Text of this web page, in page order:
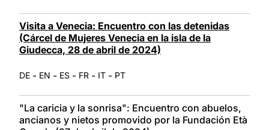
Visita a Venecia: Encuentro con las detenidas
(Cárcel de Mujeres Venecia en la isla de la
Giudecca, 28 de abril de 2024)
DE - EN - ES - FR - IT - PT
"La caricia y la sonrisa": Encuentro con abuelos,
ancianos y nietos promovido por la Fundación Età